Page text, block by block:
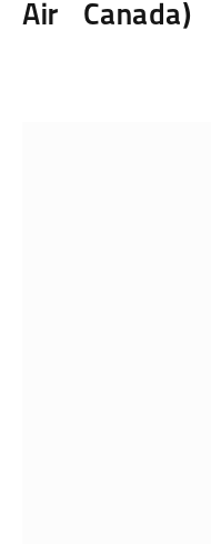
۸- ایر کانادا سنتر (Air Canada